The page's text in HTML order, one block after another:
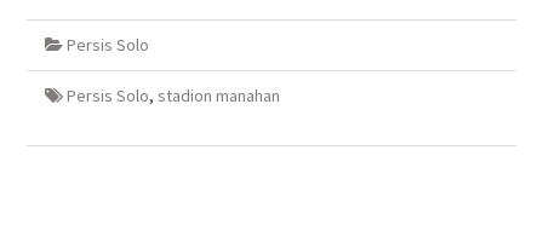
Facebook(Membuka
jendela
baru)
Twitter(Membuka
jendela
baru)
Google+
yang
baru)
WhatsApp(Membuka
baru)
Persis Solo
Persis Solo, stadion manahan